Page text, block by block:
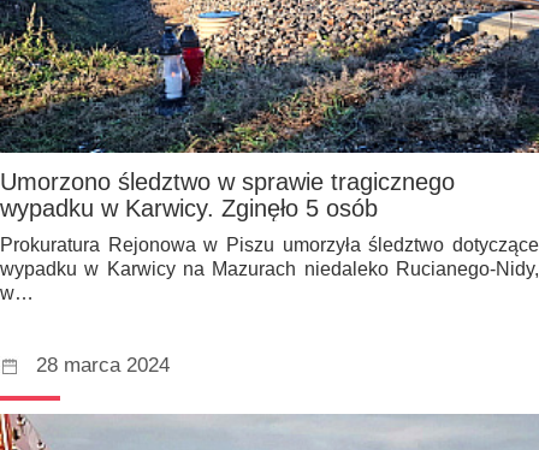
Umorzono śledztwo w sprawie tragicznego
wypadku w Karwicy. Zginęło 5 osób
Prokuratura Rejonowa w Piszu umorzyła śledztwo dotyczące
wypadku w Karwicy na Mazurach niedaleko Rucianego-Nidy,
w…
28 marca 2024